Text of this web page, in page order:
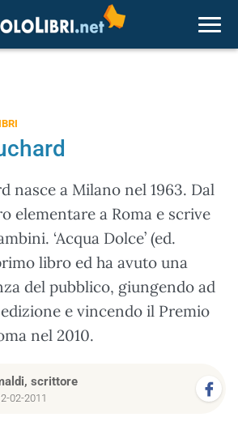
nasce a Milano nel 1963. Dal
elementare a Roma e scrive
‘Acqua Dolce’ (ed.
libro ed ha avuto una
del pubblico, giungendo ad
e vincendo il Premio
nel 2010.
scrittore
02-2011